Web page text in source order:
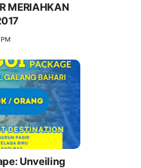
MERIAHKAN
Unveiling